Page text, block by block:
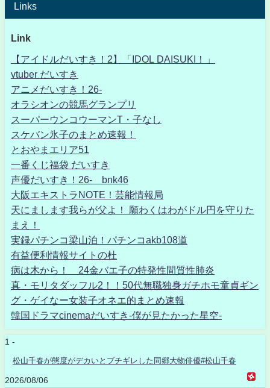
Links
Link
【アイドルだいすき！2】「IDOL DAISUKI！」
vtuber だいすき
アニメだいすき！26-
オラシオンの競馬グランプリ
スーパーウンコウーマンT・子なし
スケバン氷子のまとめ速報！
とおやまエリア51
一番くじ福袋 だいすき
声優だいすき！26- bnk46
大阪エキストラNOTE！芸能情報局
天にまします我らが父よ！ 願わくはわがドル円を守りた
まえ！
実録パチンコ梁山泊！パチンコakb108道
有益便利情報サイトの杜
病は木から！ 24金バエ子の特発性間質性肺炎
真・モリタダッフル2！！50代無職独身ガチホモ童貞ギン
グ・ゲイなー女装子オネエ的まとめ速報
韓国ドラマcinemaだいすき-僕が見たかった星空-
1 -
松山千春が態度がデカいとブチギレした同郷大物俳優#松山千春
2026/08/06